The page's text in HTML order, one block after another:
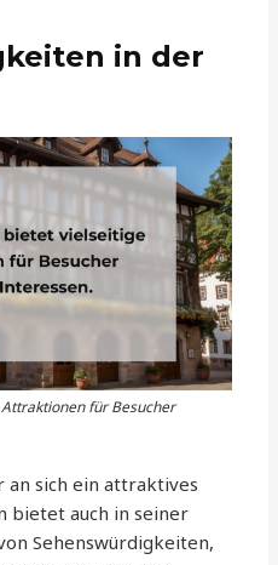
in der
für Besucher
sich ein attraktives
bietet auch in seiner
Sehenswürdigkeiten,